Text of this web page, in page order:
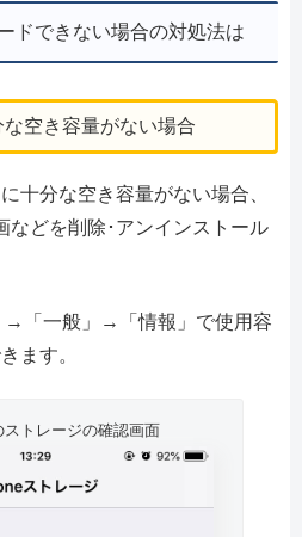
ドできない場合の対処法は
空き容量がない場合
十分な空き容量がない場合、
などを削除･アンインストール
→「一般」→「情報」で使用容
ます。
トレージの確認画面